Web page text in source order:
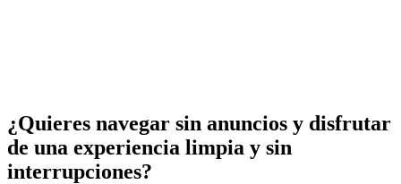
¿Quieres navegar sin anuncios y disfrutar
de una experiencia limpia y sin
interrupciones?